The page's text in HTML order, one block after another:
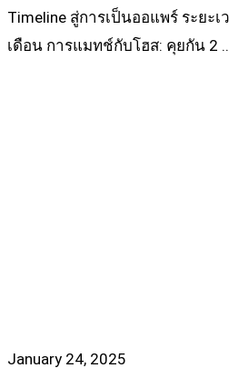
Timeline สู่การเป็นออแพร์ ระยะเ
เดือน การแมทช์กับโฮส: คุยกัน 2
January 24, 2025